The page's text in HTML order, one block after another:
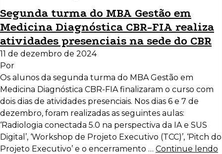
Segunda turma do MBA Gestão em
Medicina Diagnóstica CBR-FIA realiza
atividades presenciais na sede do CBR
11 de dezembro de 2024
Por
Os alunos da segunda turma do MBA Gestão em
Medicina Diagnóstica CBR-FIA finalizaram o curso com
dois dias de atividades presenciais. Nos dias 6 e 7 de
dezembro, foram realizadas as seguintes aulas:
‘Radiologia conectada 5.0 na perspectiva da IA e SUS
Digital’, ‘Workshop de Projeto Executivo (TCC)’, ‘Pitch do
Projeto Executivo’ e o encerramento … Continue lendo